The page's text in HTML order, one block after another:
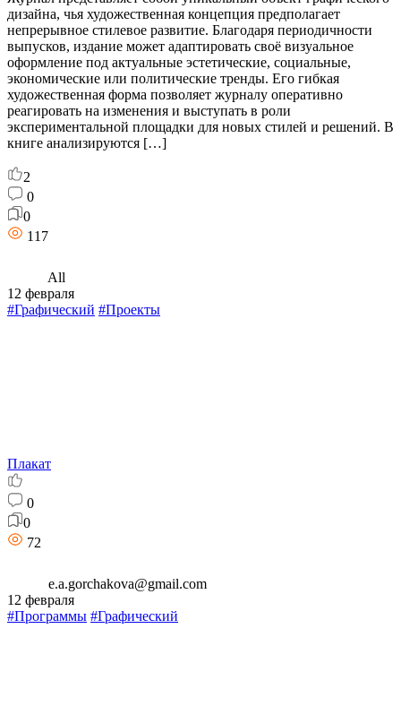
дизайна, чья художественная концепция предполагает
непрерывное стилевое развитие. Благодаря периодичности
выпусков, издание может адаптировать своё визуальное
оформление под актуальные эстетические, социальные,
экономические или политические тренды. Его гибкая
художественная форма позволяет журналу оперативно
реагировать на изменения и выступать в роли
экспериментальной площадки для новых стилей и решений. В
книге анализируются […]
2
0
0
117
All
12 февраля
#Графический #Проекты
Плакат
0
0
72
e.a.gorchakova@gmail.com
12 февраля
#Программы #Графический